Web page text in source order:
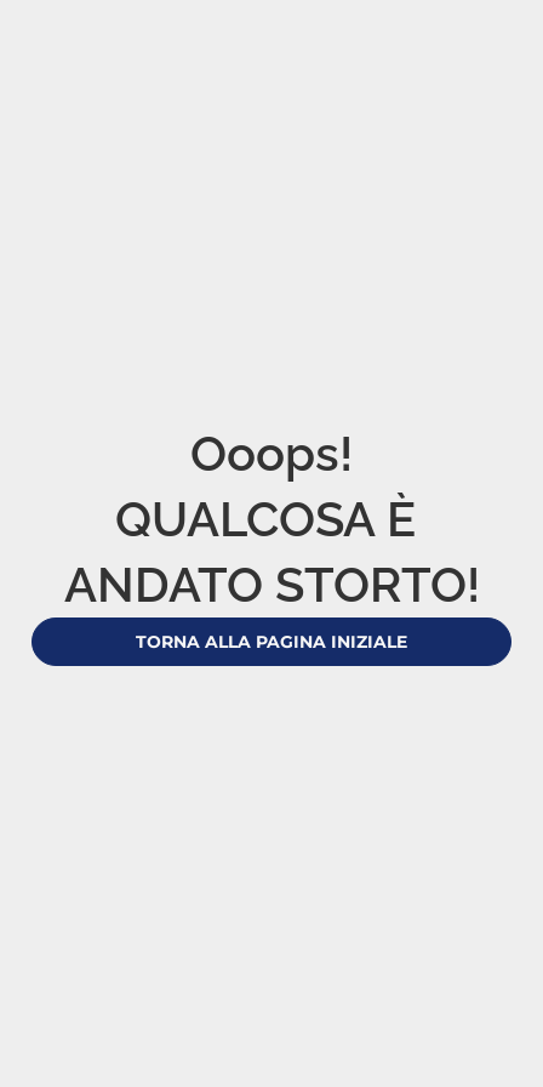
Ooops!
QUALCOSA È
ANDATO STORTO!
TORNA ALLA PAGINA INIZIALE